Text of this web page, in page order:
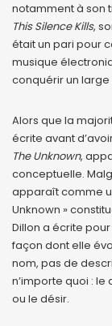
notamment à son
This Silence Kills,
était un pari pour
musique
conquérir un large
Alors que la
écrite avant
The Unknown,
conceptuelle.
apparaît comme
Unknown »
Dillon a écrite
façon dont elle
nom, pas de
n’importe quoi : le
ou le désir.